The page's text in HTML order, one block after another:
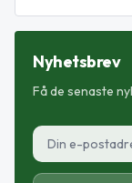
Nyhetsbrev
Få de senaste